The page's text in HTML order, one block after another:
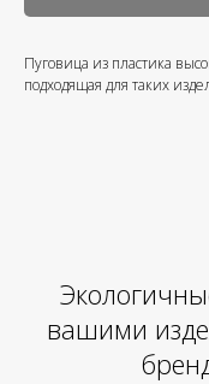
Пуговица из пластика
подходящая для таких
вашими